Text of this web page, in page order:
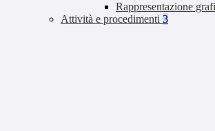
Rappresentazione
Attività e procedimenti 3